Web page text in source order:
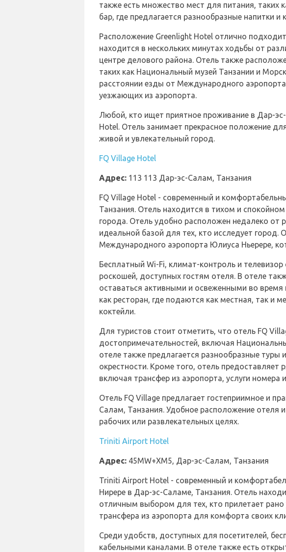
также есть множество мест для питания, таких
бар, где предлагается разнообразные напитки и
Расположение Greenlight Hotel отлично
находится в нескольких минутах ходьбы от
центре делового района. Отель также
таких как Национальный музей Танзании и
расстоянии езды от Международного
уезжающих из аэропорта.
Любой, кто ищет приятное проживание в Дар-
Hotel. Отель занимает прекрасное положение
живой и увлекательный город.
FQ Village Hotel
Адрес: 113 113 Дар-эс-Салам, Танзания
FQ Village Hotel - современный и
Танзания. Отель находится в тихом и
города. Отель удобно расположен недалеко от
идеальной базой для тех, кто исследует
Международного аэропорта Юлиуса Ньерере,
Бесплатный Wi-Fi, климат-контроль и
роскошей, доступных гостям отеля. В отеле
оставаться активными и освеженными во время
как ресторан, где подаются как местная, так и
коктейли.
Для туристов стоит отметить, что отель FQ
достопримечательностей, включая
отеле также предлагается разнообразные туры
окрестности. Кроме того, отель
включая трансфер из аэропорта, услуги номера
Отель FQ Village предлагает гостеприимное и
Салам, Танзания. Удобное расположение отеля
рабочих или развлекательных целях.
Triniti Airport Hotel
Адрес: 45MW+XM5, Дар-эс-Салам, Танзания
Triniti Airport Hotel - современный и
Нирере в Дар-эс-Саламе, Танзания. Отель
отличным выбором для тех, кто прилетает
трансфера из аэропорта для комфорта своих
Среди удобств, доступных для посетителей,
кабельными каналами. В отеле также есть